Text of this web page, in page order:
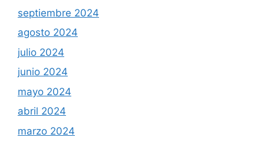
septiembre 2024
agosto 2024
julio 2024
junio 2024
mayo 2024
abril 2024
marzo 2024